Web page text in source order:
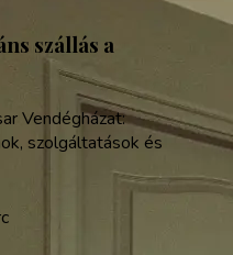
szállás a
Vendégházat:
szolgáltatások és